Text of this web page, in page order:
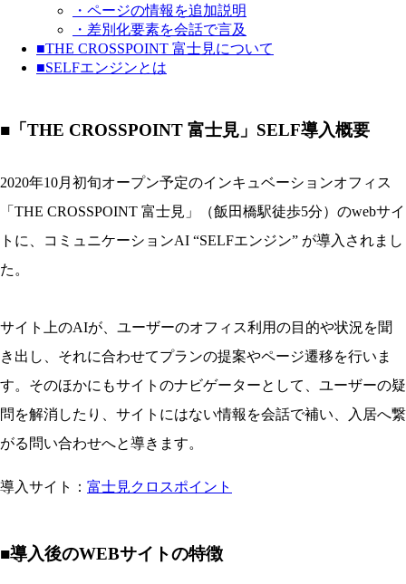
・ページの情報を追加説明
・差別化要素を会話で言及
■THE CROSSPOINT 富士見について
■SELFエンジンとは
■「THE CROSSPOINT 富士見」SELF導入概要
2020年10月初旬オープン予定のインキュベーションオフィス
「THE CROSSPOINT 富士見」（飯田橋駅徒歩5分）のwebサイ
トに、コミュニケーションAI “SELFエンジン” が導入されまし
た。
サイト上のAIが、ユーザーのオフィス利用の目的や状況を聞
き出し、それに合わせてプランの提案やページ遷移を行いま
す。そのほかにもサイトのナビゲーターとして、ユーザーの疑
問を解消したり、サイトにはない情報を会話で補い、入居へ繋
がる問い合わせへと導きます。
導入サイト： 富士見クロスポイント
■導入後のWEBサイトの特徴